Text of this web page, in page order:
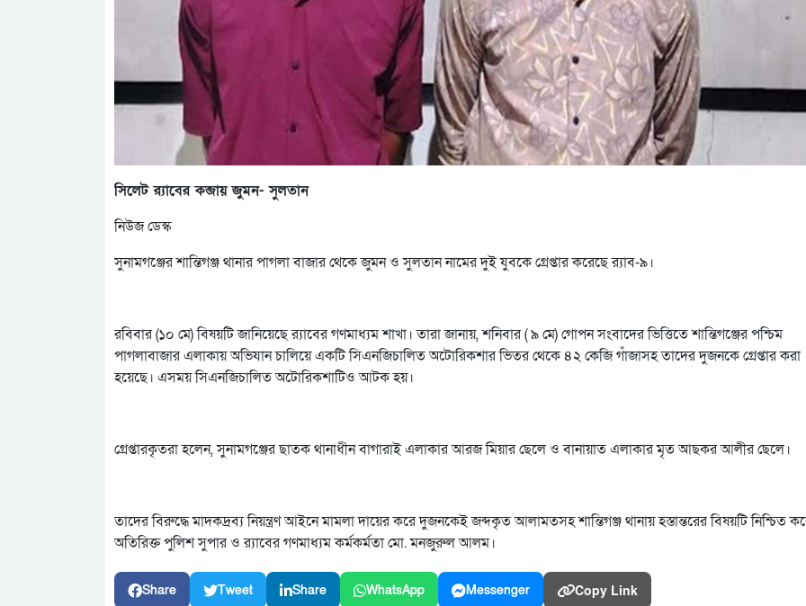
সিলেট র‌্যাবের কব্জায় জুমন- সুলতান
নিউজ ডেস্ক
সুনামগঞ্জের শান্তিগঞ্জ থানার পাগলা বাজার থেকে জুমন ও সুলতান নামের দুই যুবকে গ্রেপ্তার করেছে র‌্যাব-৯।
রবিবার (১০ মে) বিষয়টি জানিয়েছে র‌্যাবের গণমাধ্যম শাখা। তারা জানায়, শনিবার ( ৯ মে) গোপন সংবাদের ভিত্তিতে শান্তিগঞ্জের পশ্চিম
পাগলাবাজার এলাকায় অভিযান চালিয়ে একটি সিএনজিচালিত অটোরিকশার ভিতর থেকে ৪২ কেজি গাঁজাসহ তাদের দুজনকে গ্রেপ্তার করা
হয়েছে। এসময় সিএনজিচালিত অটোরিকশাটিও আটক হয়।
গ্রেপ্তারকৃতরা হলেন, সুনামগঞ্জের ছাতক থানাধীন বাগারাই এলাকার আরজ মিয়ার ছেলে ও বানায়াত এলাকার মৃত আছকর আলীর ছেলে।
তাদের বিরুদ্ধে মাদকদ্রব্য নিয়ন্ত্রণ আইনে মামলা দায়ের করে দুজনকেই জব্দকৃত আলামতসহ শান্তিগঞ্জ থানায় হস্তান্তরের বিষয়টি নিশ্চিত
অতিরিক্ত পুলিশ সুপার ও র‌্যাবের গণমাধ্যম কর্মকর্মতা মো. মনজুরুল আলম।
Share Tweet Share WhatsApp Messenger Copy Link